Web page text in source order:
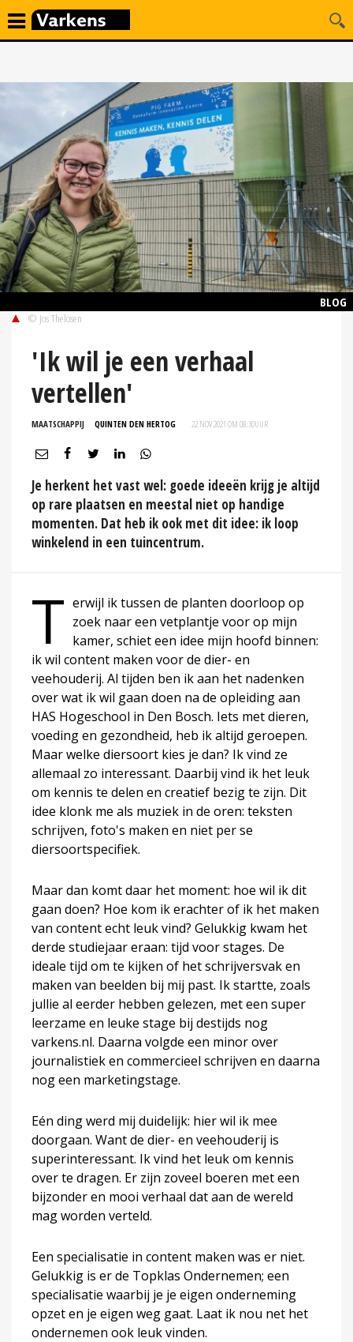
BLOG
© Jos Thelosen
'Ik wil je een verhaal
vertellen'
MAATSCHAPPIJ QUINTEN DEN HERTOG 22 NOV 2021 OM 08:30UUR
Je herkent het vast wel: goede ideeën krijg je altijd
op rare plaatsen en meestal niet op handige
momenten. Dat heb ik ook met dit idee: ik loop
winkelend in een tuincentrum.
T erwijl ik tussen de planten doorloop op
zoek naar een vetplantje voor op mijn
kamer, schiet een idee mijn hoofd binnen:
ik wil content maken voor de dier- en
veehouderij. Al tijden ben ik aan het nadenken
over wat ik wil gaan doen na de opleiding aan
HAS Hogeschool in Den Bosch. Iets met dieren,
voeding en gezondheid, heb ik altijd geroepen.
Maar welke diersoort kies je dan? Ik vind ze
allemaal zo interessant. Daarbij vind ik het leuk
om kennis te delen en creatief bezig te zijn. Dit
idee klonk me als muziek in de oren: teksten
schrijven, foto's maken en niet per se
diersoortspecifiek.
Maar dan komt daar het moment: hoe wil ik dit
gaan doen? Hoe kom ik erachter of ik het maken
van content echt leuk vind? Gelukkig kwam het
derde studiejaar eraan: tijd voor stages. De
ideale tijd om te kijken of het schrijversvak en
maken van beelden bij mij past. Ik startte, zoals
jullie al eerder hebben gelezen, met een super
leerzame en leuke stage bij destijds nog
varkens.nl. Daarna volgde een minor over
journalistiek en commercieel schrijven en daarna
nog een marketingstage.
Eén ding werd mij duidelijk: hier wil ik mee
doorgaan. Want de dier- en veehouderij is
superinteressant. Ik vind het leuk om kennis
over te dragen. Er zijn zoveel boeren met een
bijzonder en mooi verhaal dat aan de wereld
mag worden verteld.
Een specialisatie in content maken was er niet.
Gelukkig is er de Topklas Ondernemen; een
specialisatie waarbij je je eigen onderneming
opzet en je eigen weg gaat. Laat ik nou net het
ondernemen ook leuk vinden.